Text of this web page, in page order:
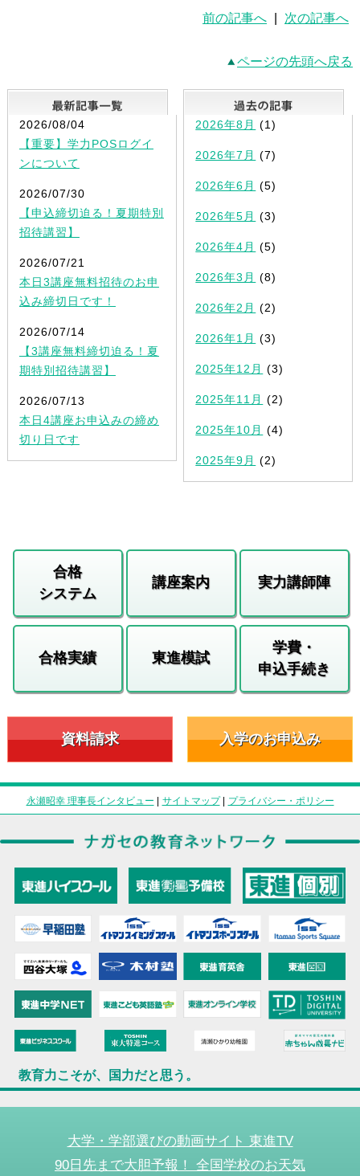
前の記事へ 次の記事へ
ページの先頭へ戻る
最新記事一覧
2026/08/04
【重要】学力POSログイ
ンについて
2026/07/30
【申込締切迫る！夏期特別
招待講習】
2026/07/21
本日3講座無料招待のお申
込み締切日です！
2026/07/14
【3講座無料締切迫る！夏
期特別招待講習】
2026/07/13
本日4講座お申込みの締め
切り日です
2026年8月 (1)
2026年7月 (7)
2026年6月 (5)
2026年5月 (3)
2026年4月 (5)
2026年3月 (8)
2026年2月 (2)
2026年1月 (3)
2025年12月 (3)
2025年11月 (2)
2025年10月 (4)
2025年9月 (2)
合格
システム
講座案内 実力講師陣
合格実績 東進模試
学費・
申込手続き
資料請求 入学のお申込み
永瀬昭幸 理事長インタビュー | サイトマップ| プライバシー・ポリシー
教育力こそが、国力だと思う。
大学・学部選びの動画サイト 東進TV
90日先まで大胆予報！ 全国学校のお天気